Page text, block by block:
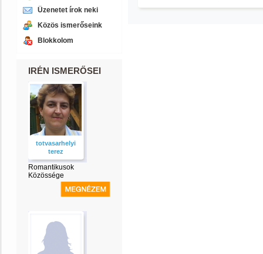
Üzenetet írok neki
Közös ismerőseink
Blokkolom
IRÉN ISMERŐSEI
totvasarhelyi
terez
Romantikusok
Közössége